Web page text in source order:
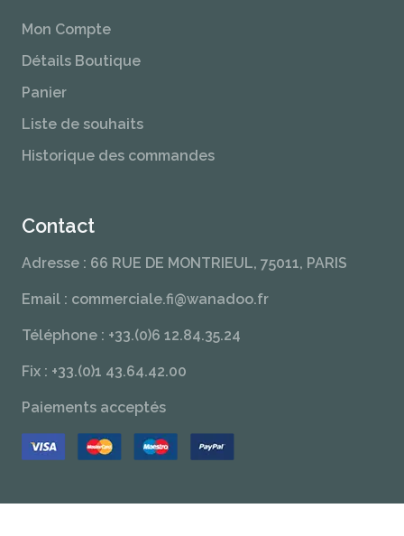
Mon Compte
Détails Boutique
Panier
Liste de souhaits
Historique des commandes
Contact
Adresse : 66 RUE DE MONTRIEUL, 75011, PARIS
Email : commerciale.fi@wanadoo.fr
Téléphone : +33.(0)6 12.84.35.24
Fix : +33.(0)1 43.64.42.00
Paiements acceptés